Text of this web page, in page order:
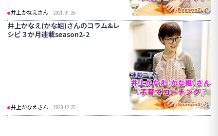
井上かなえさん 2021.01.26
井上かなえ(かな姐)さんのコラム&レ
シピ３か月連載season2-2
井上かなえさん 2020.12.25